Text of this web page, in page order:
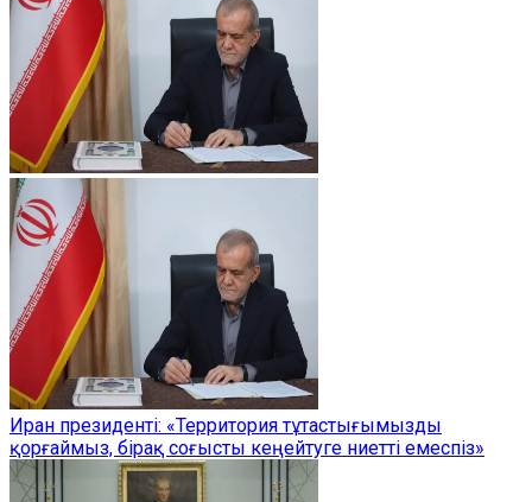
Иран президенті: «Территория тұтастығымызды
қорғаймыз, бірақ соғысты кеңейтуге ниетті емеспіз»